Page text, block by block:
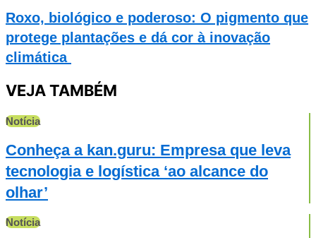
Roxo, biológico e poderoso: O pigmento que
protege plantações e dá cor à inovação
climática
VEJA TAMBÉM
Notícia
Conheça a kan.guru: Empresa que leva
tecnologia e logística ‘ao alcance do
olhar’
Notícia